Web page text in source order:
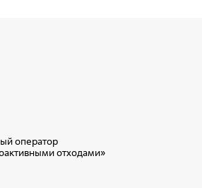
оператор
отходами»